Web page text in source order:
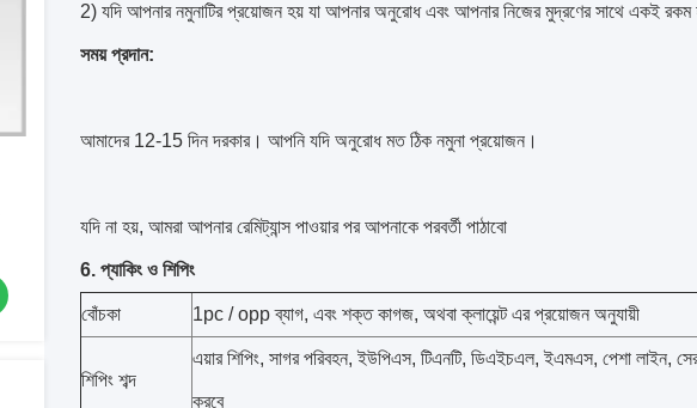
2) যদি আপনার নমুনাটির প্রয়োজন হয় যা আপনার অনুরোধ এবং আপনার নিজের মুদ্রণের সাথে একই
সময় প্রদান:
আমাদের 12-15 দিন দরকার। আপনি যদি অনুরোধ মত ঠিক নমুনা প্রয়োজন।
যদি না হয়, আমরা আপনার রেমিট্যান্স পাওয়ার পর আপনাকে পরবর্তী পাঠাবো
6. প্যাকিং ও শিপিং
বোঁচকা 1pc / opp ব্যাগ, এবং শক্ত কাগজ, অথবা ক্লায়েন্ট এর প্রয়োজন অনুযায়ী
শিপিং শব্দ
এয়ার শিপিং, সাগর পরিবহন, ইউপিএস, টিএনটি, ডিএইচএল, ইএমএস, পেশা লাইন,
করবে